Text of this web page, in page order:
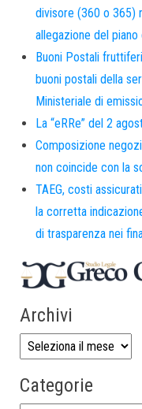
divisore (360 o 365)
allegazione del
Buoni Postali
buoni postali della
Ministeriale di
La “eRRe” del 2
Composizione
non coincide con la
TAEG, costi
la corretta
di trasparenza nei
Archivi
Categorie